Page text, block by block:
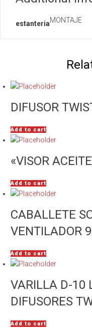
estanteriaMONTAJE
DIFUSOR
Add to cart
«VISOR
Add to cart
CABALLETE
VENTILADOR
Add to cart
VARILLA D-10
DIFUSORES
Add to cart